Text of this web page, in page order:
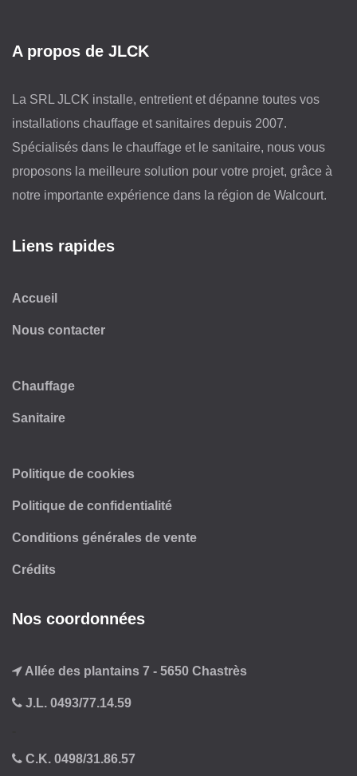
A propos de JLCK
La SRL JLCK installe, entretient et dépanne toutes vos
installations chauffage et sanitaires depuis 2007.
Spécialisés dans le chauffage et le sanitaire, nous vous
proposons la meilleure solution pour votre projet, grâce à
notre importante expérience dans la région de Walcourt.
Liens rapides
Accueil
Nous contacter
Chauffage
Sanitaire
Politique de cookies
Politique de confidentialité
Conditions générales de vente
Crédits
Nos coordonnées
Allée des plantains 7 - 5650 Chastrès
J.L. 0493/77.14.59
C.K. 0498/31.86.57